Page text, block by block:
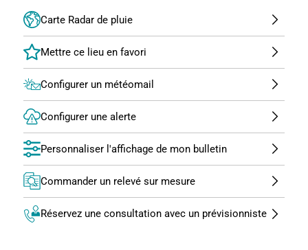
Carte Radar de pluie
Configurer un météomail
Configurer une alerte
Personnaliser l'affichage de mon bulletin
Commander un relevé sur mesure
Réservez une consultation avec un prévisionniste